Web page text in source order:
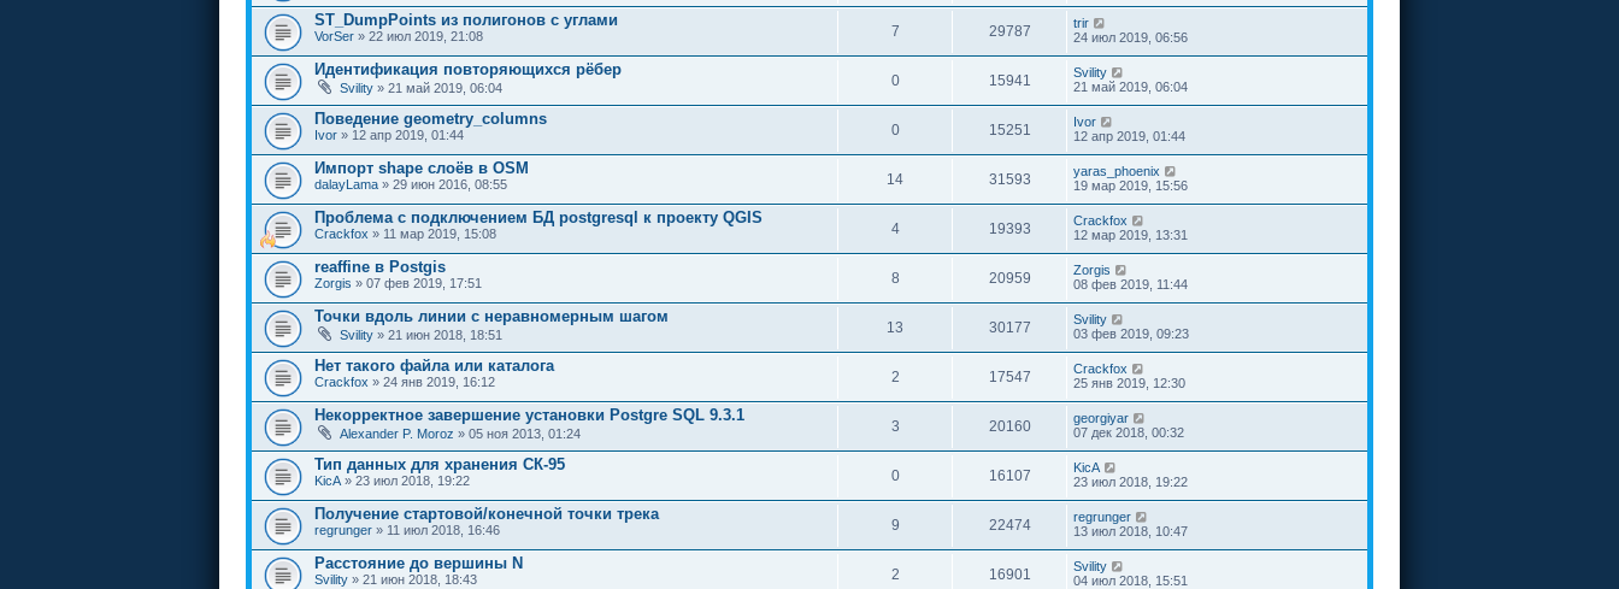
ST_DumpPoints из полигонов с углами
VorSer » 22 июл 2019, 21:08 7 29787
trir
24 июл 2019, 06:56
Идентификация повторяющихся рёбер
Svility » 21 май 2019, 06:04 0 15941
Svility
21 май 2019, 06:04
Поведение geometry_columns
Ivor » 12 апр 2019, 01:44 0 15251
Ivor
12 апр 2019, 01:44
Импорт shape слоёв в OSM
dalayLama » 29 июн 2016, 08:55 14 31593
yaras_phoenix
19 мар 2019, 15:56
Проблема с подключением БД postgresql к проекту QGIS
Crackfox » 11 мар 2019, 15:08 4 19393
Crackfox
12 мар 2019, 13:31
reaffine в Postgis
Zorgis » 07 фев 2019, 17:51 8 20959
Zorgis
08 фев 2019, 11:44
Точки вдоль линии с неравномерным шагом
Svility » 21 июн 2018, 18:51 13 30177
Svility
03 фев 2019, 09:23
Нет такого файла или каталога
Crackfox » 24 янв 2019, 16:12 2 17547
Crackfox
25 янв 2019, 12:30
Некорректное завершение установки Postgre SQL 9.3.1
Alexander P. Moroz » 05 ноя 2013, 01:24 3 20160
georgiyar
07 дек 2018, 00:32
Тип данных для хранения СК-95
KicA » 23 июл 2018, 19:22 0 16107
KicA
23 июл 2018, 19:22
Получение стартовой/конечной точки трека
regrunger » 11 июл 2018, 16:46 9 22474
regrunger
13 июл 2018, 10:47
Расстояние до вершины N
Svility » 21 июн 2018, 18:43 2 16901
Svility
04 июл 2018, 15:51